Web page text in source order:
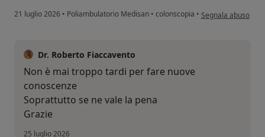
21 luglio 2026 • Poliambulatorio Medisan • colonscopia • secondo
Segnala abuso
Dr. Roberto Fiaccavento
Non è mai troppo tardi per fare nuove
conoscenze
Soprattutto se ne vale la pena
Grazie
25 luglio 2026